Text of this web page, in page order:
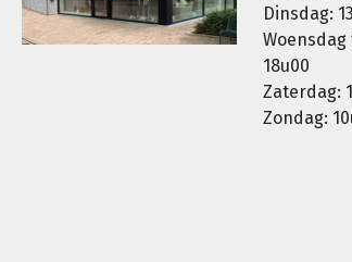
Dinsdag:
Woensdag
18u00
Zaterdag:
Zondag: